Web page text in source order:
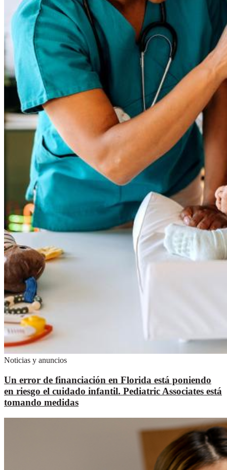
Noticias y anuncios
Un error de financiación en Florida está poniendo
en riesgo el cuidado infantil. Pediatric Associates está
tomando medidas